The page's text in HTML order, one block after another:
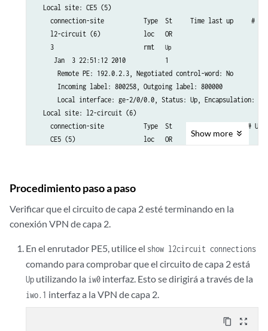
  Local site: CE5 (5)
connection-site           Type  St     Time last up     # Up
    l2-circuit (6)            loc   OR
    3                         rmt
Up
     Jan  3 22:51:12 2010           1
      Remote PE: 192.0.2.3, Negotiated control-word: No
      Incoming label: 800258, Outgoing label: 800000
Local interface: ge-2/0/0.0, Status: Up, Encapsulation:
  Local site: l2-circuit (6)
connection-site           Type  St     Time last up    # Up
    CE5 (5)                   loc   OR
      Local interface:
iw0.1, Status:
Show more
Procedimiento paso a paso
Verificar que el circuito de capa 2 esté terminando en la
conexión VPN de capa 2.
En el enrutador PE5, utilice el show l2circuit connections
comando para comprobar que el circuito de capa 2 está
Up utilizando la iw0 interfaz. Esto se dirigirá a través de la
iwo.1 interfaz a la VPN de capa 2.
content_copy zoom_out_map